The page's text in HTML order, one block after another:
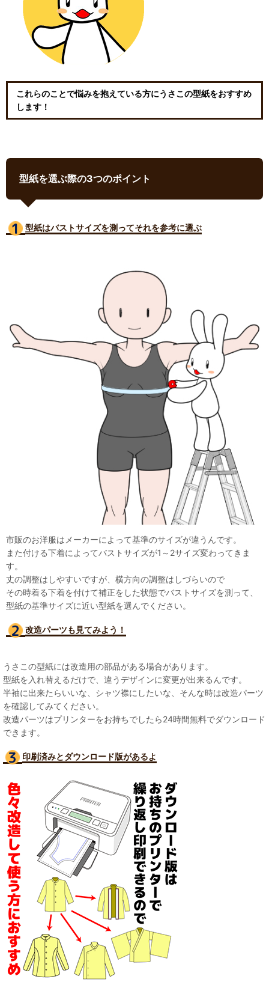
これらのことで悩みを抱えている方にうさこの型紙をおすすめ
します！
型紙を選ぶ際の3つのポイント
型紙はバストサイズを測ってそれを参考に選ぶ
市販のお洋服はメーカーによって基準のサイズが違うんです。
また付ける下着によってバストサイズが1～2サイズ変わってきま
す。
丈の調整はしやすいですが、横方向の調整はしづらいので
その時着る下着を付けて補正をした状態でバストサイズを測って、
型紙の基準サイズに近い型紙を選んでください。
改造パーツも見てみよう！
うさこの型紙には改造用の部品がある場合があります。
型紙を入れ替えるだけで、違うデザインに変更が出来るんです。
半袖に出来たらいいな、シャツ襟にしたいな、そんな時は改造パーツ
を確認してみてください。
改造パーツはプリンターをお持ちでしたら24時間無料でダウンロード
できます。
印刷済みとダウンロード版があるよ